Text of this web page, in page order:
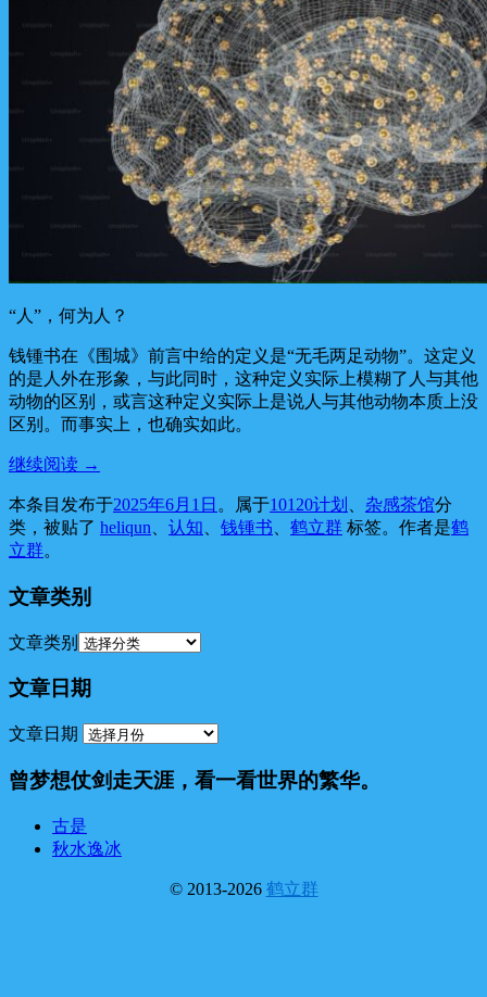
“人”，何为人？
钱锺书在《围城》前言中给的定义是“无毛两足动物”。这定义
的是人外在形象，与此同时，这种定义实际上模糊了人与其他
动物的区别，或言这种定义实际上是说人与其他动物本质上没
区别。而事实上，也确实如此。
继续阅读 →
本条目发布于2025年6月1日 。属于10120计划 杂感茶馆分
类，被贴了 heliqun 认知 钱锺书 鹤立群 标签。 作者是鹤
立群。
文章类别
文章类别
文章日期
文章日期
曾梦想仗剑走天涯，看一看世界的繁华。
古是
秋水逸冰
© 2013-2026 鹤立群